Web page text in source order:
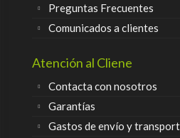
Preguntas Frecuentes
Comunicados a clientes
Atención al Cliene
Contacta con nosotros
Garantías
Gastos de envío y